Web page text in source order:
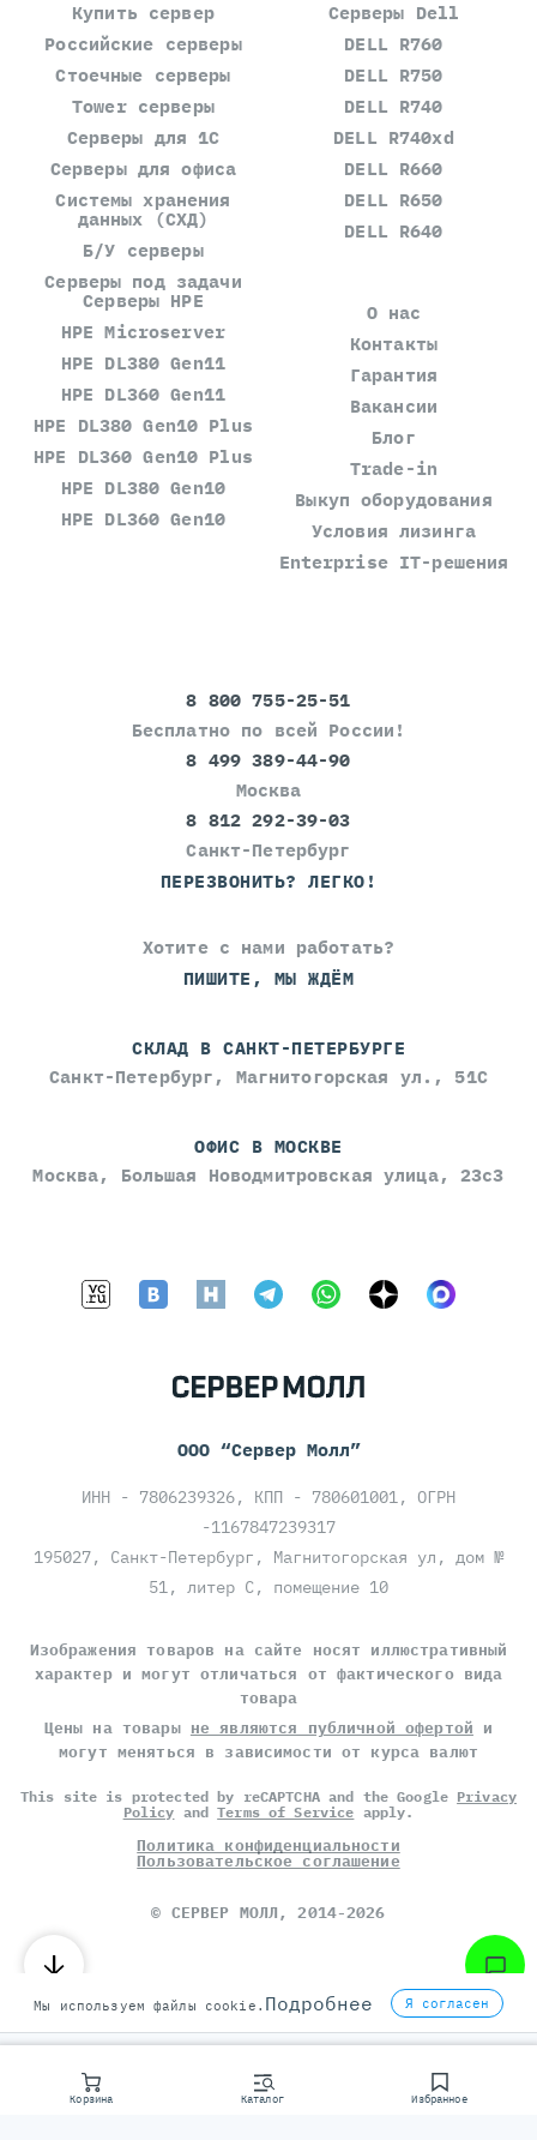
Корзина Каталог Избранное
Купить сервер
Российские серверы
Стоечные серверы
Tower серверы
Серверы для 1С
Серверы для офиса
Системы хранения
данных (СХД)
Б/У серверы
Серверы под задачи
Серверы Dell
DELL R760
DELL R750
DELL R740
DELL R740xd
DELL R660
DELL R650
DELL R640
Серверы HPE
HPE Microserver
HPE DL380 Gen11
HPE DL360 Gen11
HPE DL380 Gen10 Plus
HPE DL360 Gen10 Plus
HPE DL380 Gen10
HPE DL360 Gen10
О нас
Контакты
Гарантия
Вакансии
Блог
Trade-in
Выкуп оборудования
Условия лизинга
Enterprise IT-решения
8 800 755-25-51
Бесплатно по всей России!
8 499 389-44-90
Москва
8 812 292-39-03
Санкт-Петербург
ПЕРЕЗВОНИТЬ? ЛЕГКО!
Хотите с нами работать?
ПИШИТЕ, МЫ ЖДЁМ
СКЛАД В САНКТ-ПЕТЕРБУРГЕ
Санкт-Петербург, Магнитогорская ул., 51С
ОФИС В МОСКВЕ
Москва, Большая Новодмитровская улица, 23с3
ООО “Сервер Молл”
ИНН - 7806239326, КПП - 780601001, ОГРН
-1167847239317
195027, Санкт-Петербург, Магнитогорская ул, дом №
51, литер С, помещение 10
Изображения товаров на сайте носят иллюстративный
характер и могут отличаться от фактического вида
товара
Цены на товары не являются публичной офертой и
могут меняться в зависимости от курса валют
This site is protected by reCAPTCHA and the Google Privacy
Policy andTerms of Service apply.
Политика конфиденциальности
Пользовательское соглашение
© СЕРВЕР МОЛЛ, 2014-2026
Мы используем файлы cookie. Подробнее Я согласен